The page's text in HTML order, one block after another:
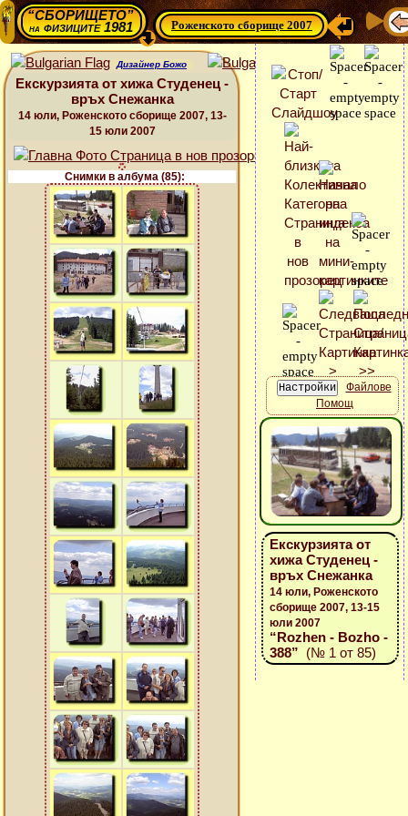
“СБОРИЩЕТО”
нафизиците 1981 Роженското сборище 2007
Дизайнер Божо
Екскурзията от хижа Студенец -
връх Снежанка
14 юли, Роженското сборище 2007, 13-
15 юли 2007
Снимки в албума (85):
Файлове
Помощ
Екскурзията от
хижа Студенец -
връх Снежанка
14 юли, Роженското
сборище 2007, 13-15
юли 2007
“Rozhen - Bozho -
388” (№ 1 от 85)